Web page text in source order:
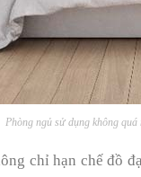
Phòng ngủ sử dụng không
chỉ hạn chế đồ